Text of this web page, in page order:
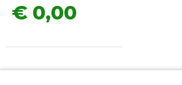
€ 0,00